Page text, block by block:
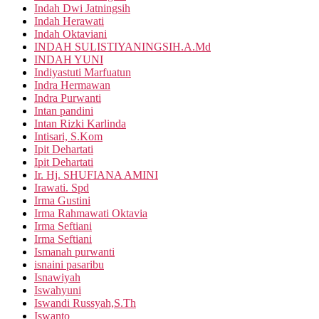
Indah Dwi Jatningsih
Indah Herawati
Indah Oktaviani
INDAH SULISTIYANINGSIH.A.Md
INDAH YUNI
Indiyastuti Marfuatun
Indra Hermawan
Indra Purwanti
Intan pandini
Intan Rizki Karlinda
Intisari, S.Kom
Ipit Dehartati
Ipit Dehartati
Ir. Hj. SHUFIANA AMINI
Irawati. Spd
Irma Gustini
Irma Rahmawati Oktavia
Irma Seftiani
Irma Seftiani
Ismanah purwanti
isnaini pasaribu
Isnawiyah
Iswahyuni
Iswandi Russyah,S.Th
Iswanto